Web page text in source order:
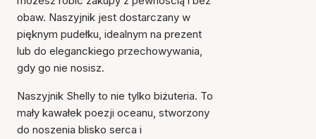
obaw. Naszyjnik jest dostarczany w
pięknym pudełku, idealnym na prezent
lub do eleganckiego przechowywania,
gdy go nie nosisz.
Naszyjnik Shelly to nie tylko biżuteria. To
mały kawałek poezji oceanu, stworzony
do noszenia blisko serca i